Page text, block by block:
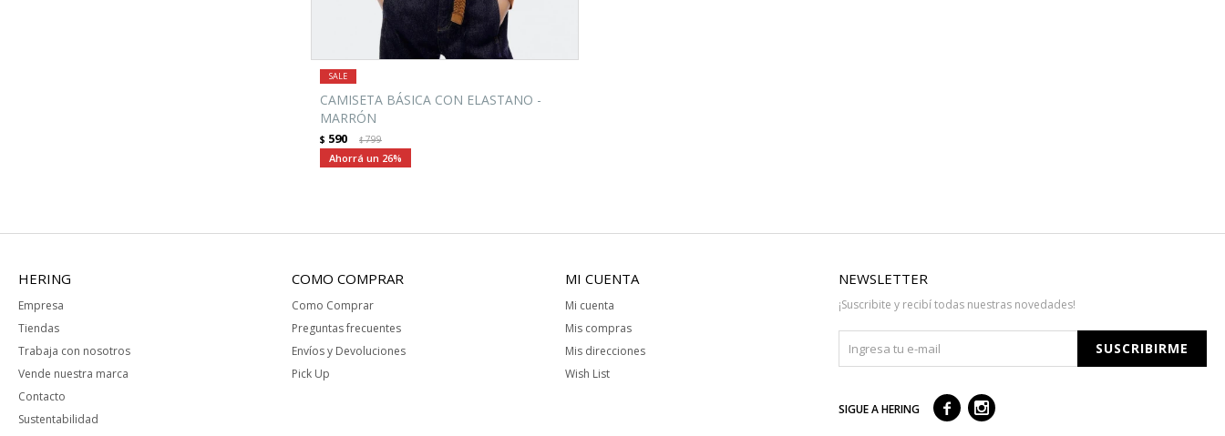
CAMISETA BÁSICA CON ELASTANO -
MARRÓN
$ 590 $799
26
HERING
Empresa
Tiendas
Trabaja con nosotros
Vende nuestra marca
Contacto
Sustentabilidad
COMO COMPRAR
Como Comprar
Preguntas frecuentes
Envíos y Devoluciones
Pick Up
MI CUENTA
Mi cuenta
Mis compras
Mis direcciones
Wish List
NEWSLETTER
¡Suscribite y recibí todas nuestras novedades!
SUSCRIBIRME
SIGUE A HERING  